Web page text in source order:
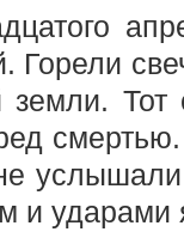
Горели
земли. Тот
смертью.
и ударами